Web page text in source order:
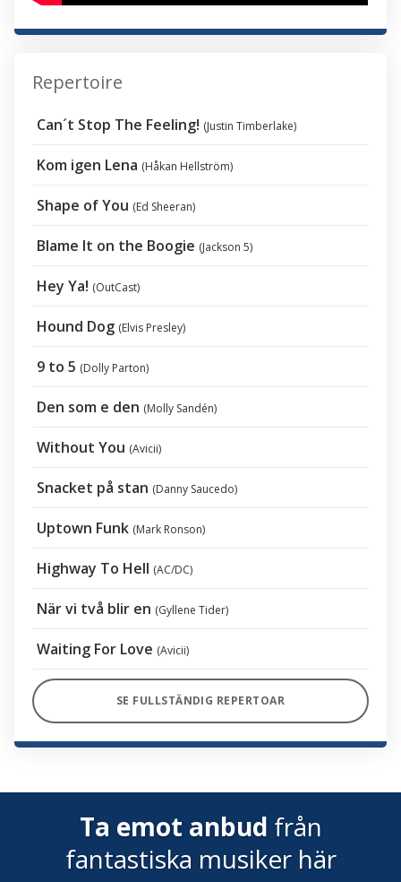
Repertoire
Can´t Stop The Feeling! (Justin Timberlake)
Kom igen Lena (Håkan Hellström)
Shape of You (Ed Sheeran)
Blame It on the Boogie (Jackson 5)
Hey Ya! (OutCast)
Hound Dog (Elvis Presley)
9 to 5 (Dolly Parton)
Den som e den (Molly Sandén)
Without You (Avicii)
Snacket på stan (Danny Saucedo)
Uptown Funk (Mark Ronson)
Highway To Hell (AC/DC)
När vi två blir en (Gyllene Tider)
Waiting For Love (Avicii)
SE FULLSTÄNDIG REPERTOAR
Ta emot anbud från
fantastiska musiker här